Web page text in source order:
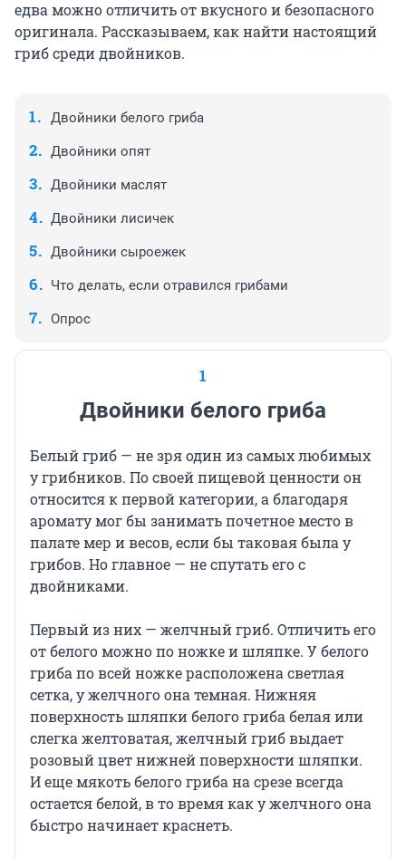
едва можно отличить от вкусного и безопасного
оригинала. Рассказываем, как найти настоящий
гриб среди двойников.
Двойники белого гриба
Двойники опят
Двойники маслят
Двойники лисичек
Двойники сыроежек
Что делать, если отравился грибами
Опрос
1
Двойники белого гриба
Белый гриб — не зря один из самых любимых
у грибников. По своей пищевой ценности он
относится к первой категории, а благодаря
аромату мог бы занимать почетное место в
палате мер и весов, если бы таковая была у
грибов. Но главное — не спутать его с
двойниками.
Первый из них — желчный гриб. Отличить его
от белого можно по ножке и шляпке. У белого
гриба по всей ножке расположена светлая
сетка, у желчного она темная. Нижняя
поверхность шляпки белого гриба белая или
слегка желтоватая, желчный гриб выдает
розовый цвет нижней поверхности шляпки.
И еще мякоть белого гриба на срезе всегда
остается белой, в то время как у желчного она
быстро начинает краснеть.